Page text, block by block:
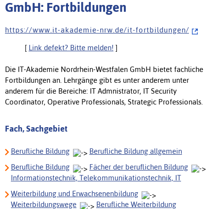
GmbH: Fortbildungen
h t t p s : / / w w w . i t - a k a d e m i e - n r w . d e / i t - f o r t b i l d u n g e n /
[ Link defekt? Bitte melden! ]
Die IT-Akademie Nordrhein-Westfalen GmbH bietet fachliche
Fortbildungen an. Lehrgänge gibt es unter anderem unter
anderem für die Bereiche: IT Admnistrator, IT Security
Coordinator, Operative Professionals, Strategic Professionals.
Fach, Sachgebiet
Berufliche Bildung
Berufliche Bildung allgemein
Berufliche Bildung
Fächer der beruflichen Bildung
Informationstechnik, Telekommunikationstechnik, IT
Weiterbildung und Erwachsenenbildung
Weiterbildungswege
Berufliche Weiterbildung